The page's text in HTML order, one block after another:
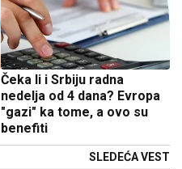
Čeka li i Srbiju radna
nedelja od 4 dana? Evropa
"gazi" ka tome, a ovo su
benefiti
SLEDEĆA VEST